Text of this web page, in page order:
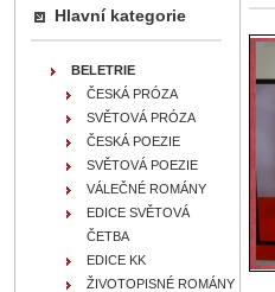
Hlavní kategorie
BELETRIE
ČESKÁ PRÓZA
SVĚTOVÁ PRÓZA
ČESKÁ POEZIE
SVĚTOVÁ POEZIE
VÁLEČNÉ ROMÁNY
EDICE SVĚTOVÁ
ČETBA
EDICE KK
ŽIVOTOPISNÉ ROMÁNY